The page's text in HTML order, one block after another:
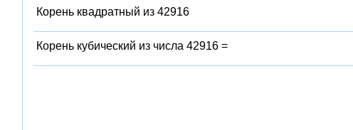
Корень квадратный из 42916
Корень кубический из числа 42916 =